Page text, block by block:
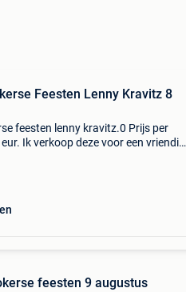
Feesten Lenny Kravitz 8
feesten lenny kravitz.0 Prijs per
Ik verkoop deze voor een vriendin
feesten 9 augustus